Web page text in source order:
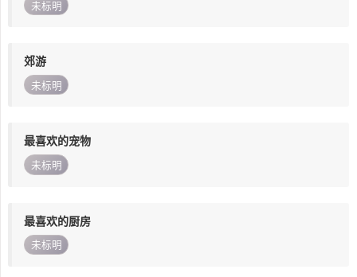
未标明
郊游
未标明
最喜欢的宠物
未标明
最喜欢的厨房
未标明